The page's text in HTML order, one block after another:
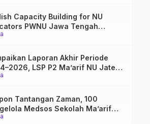
Capacity Building for NU
PWNU Jawa Tengah
Membuka Jalan Menuju
Laporan Akhir Periode
LSP P2 Ma’arif NU Jateng
Sinergi Link and Match
Tantangan Zaman, 100
Medsos Sekolah Ma’arif
Ikuti Pelatihan Literasi